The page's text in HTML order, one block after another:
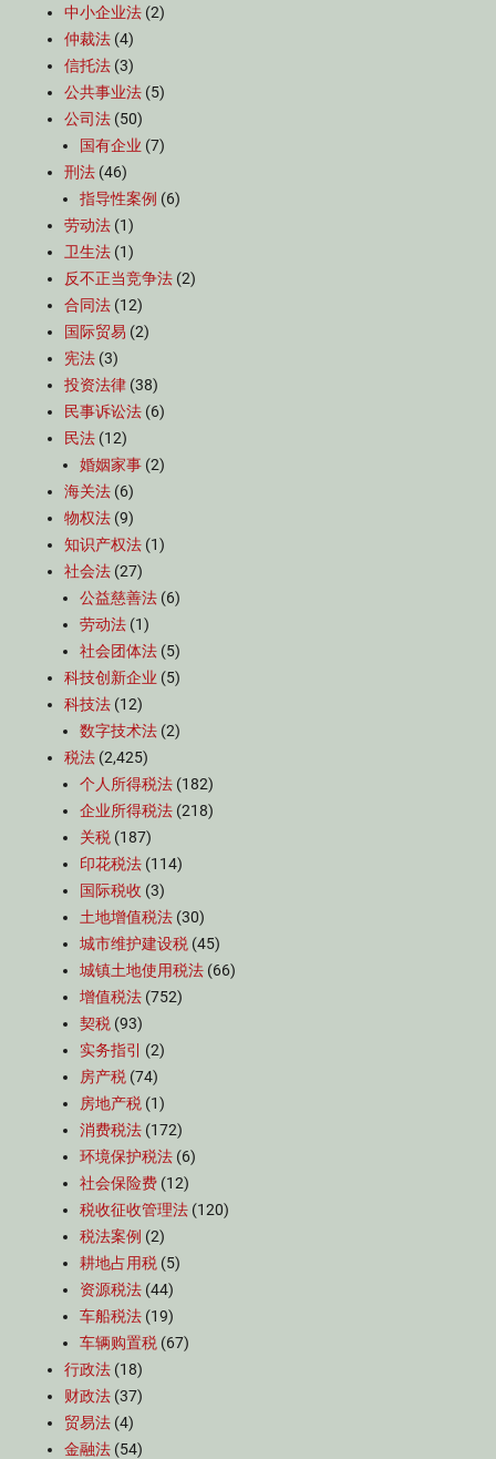
中小企业法 (2)
仲裁法 (4)
信托法 (3)
公共事业法 (5)
公司法 (50)
国有企业 (7)
刑法 (46)
指导性案例 (6)
劳动法 (1)
卫生法 (1)
反不正当竞争法 (2)
合同法 (12)
国际贸易 (2)
宪法 (3)
投资法律 (38)
民事诉讼法 (6)
民法 (12)
婚姻家事 (2)
海关法 (6)
物权法 (9)
知识产权法 (1)
社会法 (27)
公益慈善法 (6)
劳动法 (1)
社会团体法 (5)
科技创新企业 (5)
科技法 (12)
数字技术法 (2)
税法 (2,425)
个人所得税法 (182)
企业所得税法 (218)
关税 (187)
印花税法 (114)
国际税收 (3)
土地增值税法 (30)
城市维护建设税 (45)
城镇土地使用税法 (66)
增值税法 (752)
契税 (93)
实务指引
(2)
房产税 (74)
房地产税 (1)
消费税法 (172)
环境保护税法 (6)
社会保险费 (12)
税收征收管理法 (120)
税法案例 (2)
耕地占用税 (5)
资源税法 (44)
车船税法 (19)
车辆购置税 (67)
行政法 (18)
财政法 (37)
贸易法 (4)
金融法 (54)